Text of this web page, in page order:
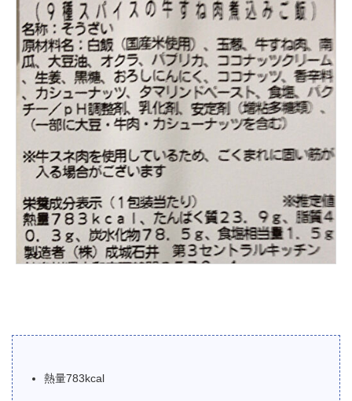
熱量783kcal